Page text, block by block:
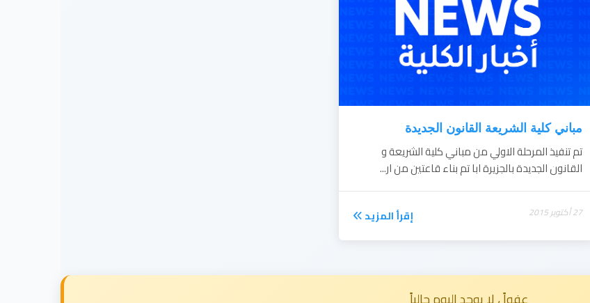
مباني كلية الشريعة القانون الجديدة
تم تنفيذ المرحلة الاولي من مباني كلية الشريعة و
القانون الجديدة بالجزيرة ابا تم بناء قاعتين من ار...
27 أكتوبر 2015 إقرأ المزيد